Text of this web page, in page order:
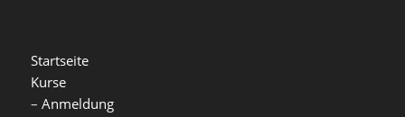
Startseite
Kurse
– Anmeldung